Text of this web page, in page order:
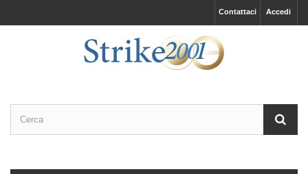
Accedi
Contattaci